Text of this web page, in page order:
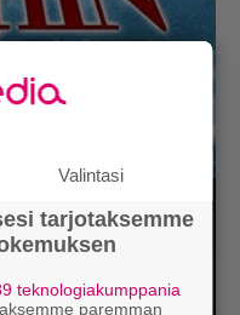
Valintasi
tarjotaksemme
teknologiakumppania
paremman